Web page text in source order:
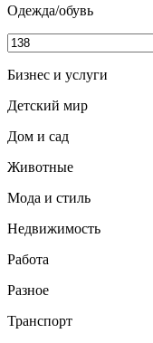
Одежда/обувь
Бизнес и услуги
Детский мир
Дом и сад
Животные
Мода и стиль
Недвижимость
Работа
Разное
Транспорт